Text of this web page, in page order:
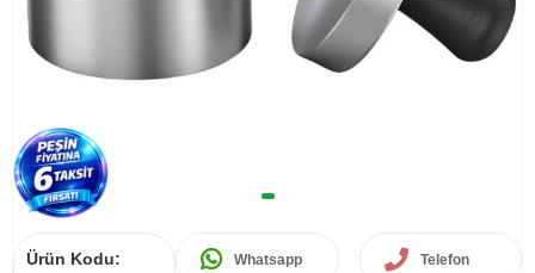
Ürün Kodu: Whatsapp Telefon